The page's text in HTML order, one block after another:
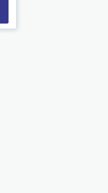
a date. Press the
and select a date.